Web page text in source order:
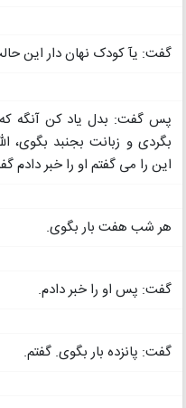
گفت: یآ کودک نهان دار این
پس گفت: بدل یاد کن آنگه که
بگردی و زبانت بجنبد بگوی،
این را می گفتم او را خبر دادم
هر شب هفت بار بگوی.
گفت: پس او را خبر دادم.
گفت: پانزده بار بگوی. گفتم.